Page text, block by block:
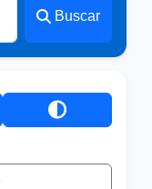
Buscar